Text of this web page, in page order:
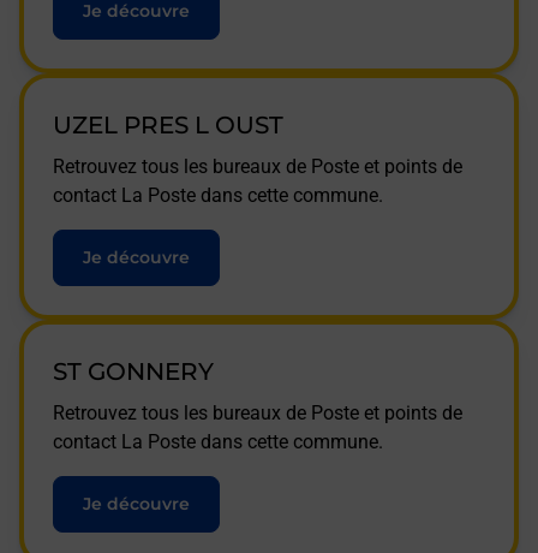
Je découvre
UZEL PRES L OUST
Retrouvez tous les bureaux de Poste et points de
contact La Poste dans cette commune.
Je découvre
ST GONNERY
Retrouvez tous les bureaux de Poste et points de
contact La Poste dans cette commune.
Je découvre